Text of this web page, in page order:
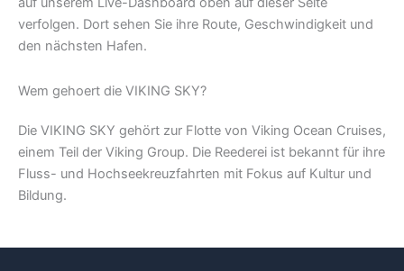
verfolgen. Dort sehen Sie ihre Route, Geschwindigkeit und
den nächsten Hafen.
Wem gehoert die VIKING SKY?
Die VIKING SKY gehört zur Flotte von Viking Ocean Cruises,
einem Teil der Viking Group. Die Reederei ist bekannt für ihre
Fluss- und Hochseekreuzfahrten mit Fokus auf Kultur und
Bildung.